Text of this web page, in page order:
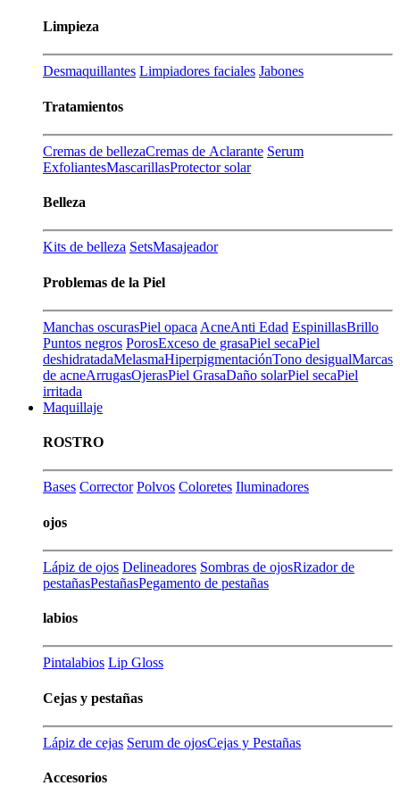
Limpieza
Desmaquillantes Limpiadores faciales Jabones
Tratamientos
Cremas de bellezaCremas de Aclarante Serum
ExfoliantesMascarillasProtector solar
Belleza
Kits de belleza SetsMasajeador
Problemas de la Piel
Manchas oscurasPiel opaca AcneAnti Edad EspinillasBrillo
Puntos negros PorosExceso de grasaPiel secaPiel
deshidratadaMelasmaHiperpigmentaciónTono desigualMarcas
de acneArrugasOjerasPiel GrasaDaño solarPiel secaPiel
irritada
Maquillaje
ROSTRO
Bases Corrector Polvos Coloretes Iluminadores
ojos
Lápiz de ojos Delineadores Sombras de ojosRizador de
pestañasPestañasPegamento de pestañas
labios
Pintalabios Lip Gloss
Cejas y pestañas
Lápiz de cejas Serum de ojosCejas y Pestañas
Accesorios